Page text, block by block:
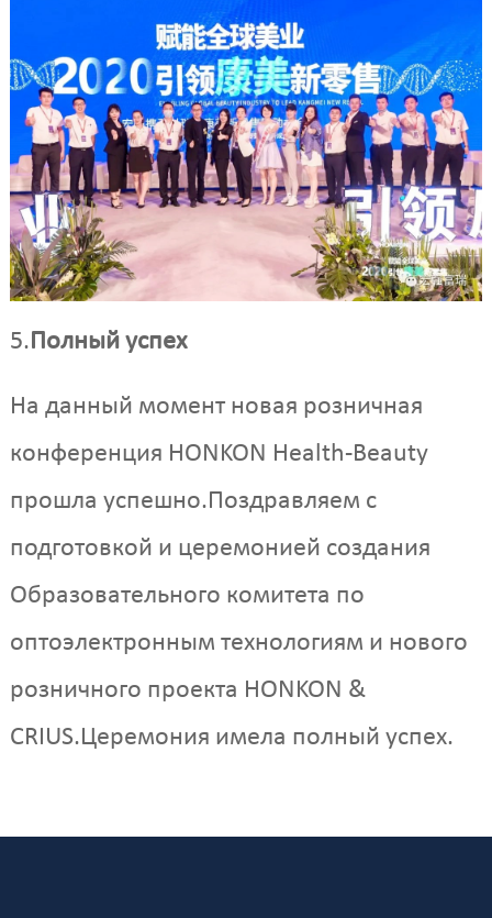
5.Полный успех
На данный момент новая розничная
конференция HONKON Health-Beauty
прошла успешно.Поздравляем с
подготовкой и церемонией создания
Образовательного комитета по
оптоэлектронным технологиям и нового
розничного проекта HONKON &
CRIUS.Церемония имела полный успех.